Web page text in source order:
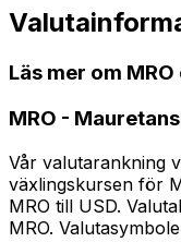
Läs mer om MRO
MRO -
Vår valutarankning
växlingskursen för
MRO till USD.
MRO.